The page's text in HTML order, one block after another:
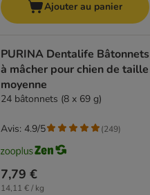
Ajouter au panier
PURINA Dentalife Bâtonnets
à mâcher pour chien de taille
moyenne
24 bâtonnets (8 x 69 g)
7,79 €
14,11 € / kg
Avis: 4.9/5 (249)